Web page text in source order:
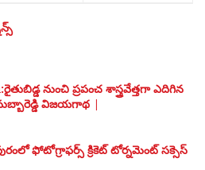
నుంచి ప్రపంచ శాస్త్రవేత్తగా ఎదిగిన
విజయగాథ |
ఫోటోగ్రాఫర్స్ క్రికెట్ టోర్నమెంట్ సక్సెస్